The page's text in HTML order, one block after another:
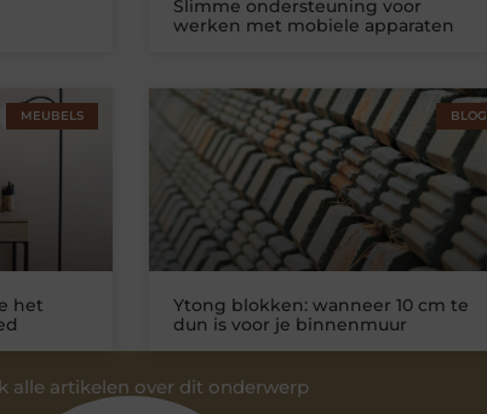
Slimme ondersteuning voor
werken met mobiele apparaten
MEUBELS
het
BLOG
Ytong blokken: wanneer 10 cm te
dun is voor je binnenmuur
alle artikelen over dit onderwerp